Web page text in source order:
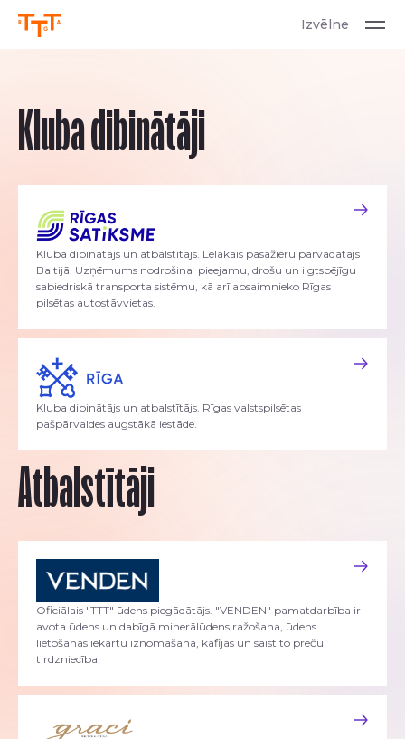
Izvēlne
Kluba dibinātāji
Kluba dibinātājs un atbalstītājs. Lelākais pasažieru pārvadātājs
Baltijā. Uzņēmums nodrošina pieejamu, drošu un ilgtspējīgu
sabiedriskā transporta sistēmu, kā arī apsaimnieko Rīgas
pilsētas autostāvvietas.
Kluba dibinātājs un atbalstītājs. Rīgas valstspilsētas
pašpārvaldes augstākā iestāde.
Atbalstītāji
Oficiālais "TTT" ūdens piegādātājs. "VENDEN" pamatdarbība ir
avota ūdens un dabīgā minerālūdens ražošana, ūdens
lietošanas iekārtu iznomāšana, kafijas un saistīto preču
tirdzniecība.